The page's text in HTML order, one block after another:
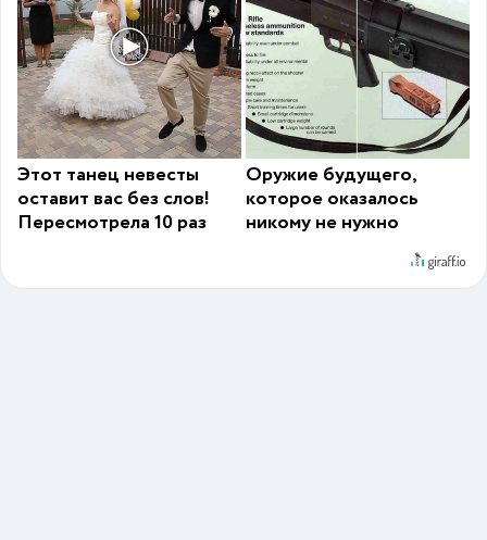
Этот танец невесты
оставит вас без слов!
Пересмотрела 10 раз
Оружие будущего,
которое оказалось
никому не нужно